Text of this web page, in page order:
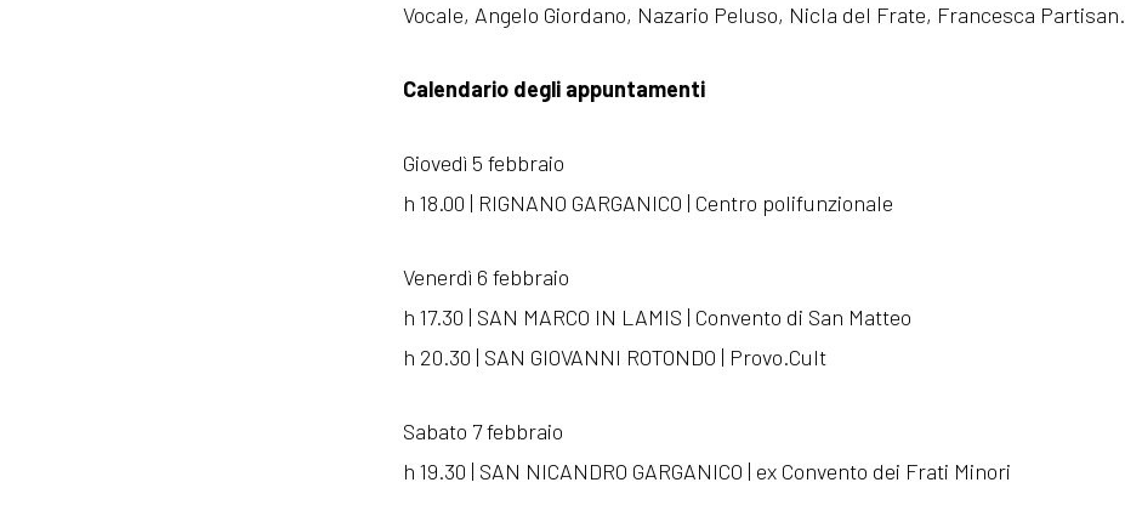
Vocale, Angelo Giordano, Nazario Peluso, Nicla del Frate, Francesca Partisan.
Calendario degli appuntamenti
Giovedì 5 febbraio
h 18.00 | RIGNANO GARGANICO | Centro polifunzionale
Venerdì 6 febbraio
h 17.30 | SAN MARCO IN LAMIS | Convento di San Matteo
h 20.30 | SAN GIOVANNI ROTONDO | Provo.Cult
Sabato 7 febbraio
h 19.30 | SAN NICANDRO GARGANICO | ex Convento dei Frati Minori